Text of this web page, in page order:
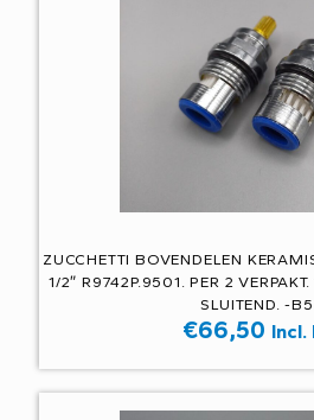
ZUCCHETTI BOVENDELEN
1/2″ R9742P.9501. PER 2
SLUITEND. -
€66,50